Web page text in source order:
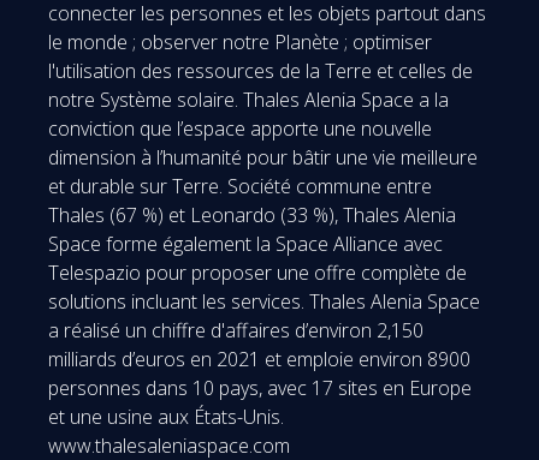
connecter les personnes et les objets partout dans
le monde ; observer notre Planète ; optimiser
l'utilisation des ressources de la Terre et celles de
notre Système solaire. Thales Alenia Space a la
conviction que l’espace apporte une nouvelle
dimension à l’humanité pour bâtir une vie meilleure
et durable sur Terre. Société commune entre
Thales (67 %) et Leonardo (33 %), Thales Alenia
Space forme également la Space Alliance avec
Telespazio pour proposer une offre complète de
solutions incluant les services. Thales Alenia Space
a réalisé un chiffre d'affaires d’environ 2,150
milliards d’euros en 2021 et emploie environ 8900
personnes dans 10 pays, avec 17 sites en Europe
et une usine aux États-Unis.
www.thalesaleniaspace.com